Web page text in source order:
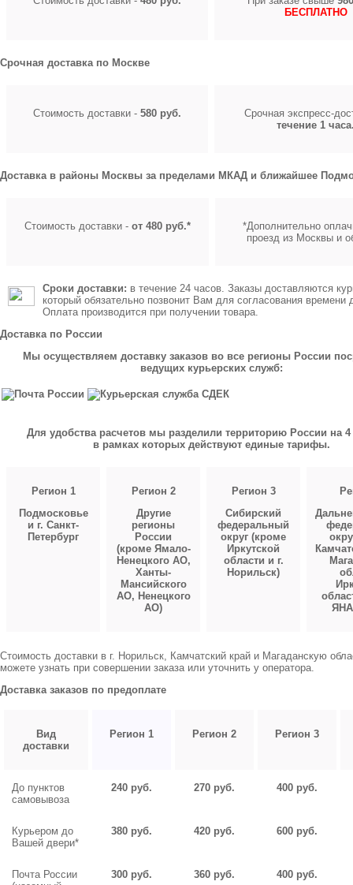
БЕСПЛАТНО
Срочная доставка по Москве
Стоимость доставки - 580 руб.
Срочная экспресс-
течение 1
Доставка в районы Москвы за пределами МКАД и ближайшее
Стоимость доставки - от 480 руб.*
*Дополнительно
проезд из Москвы и
Сроки доставки: в течение 24 часов. Заказы доставляются
который обязательно позвонит Вам для согласования времени
Оплата производится при получении товара.
Доставка по России
Мы осуществляем доставку заказов во все регионы России
ведущих курьерских служб:
Для удобства расчетов мы разделили территорию России на 4
в рамках которых действуют единые тарифы.
Регион 1
Подмосковье
и г. Санкт-
Петербург
Регион 2
Другие
регионы
России
(кроме Ямало-
Ненецкого АО,
Ханты-
Мансийского
АО, Ненецкого
АО)
Регион 3
Сибирский
федеральный
округ (кроме
Иркутской
области и г.
Норильск)
Стоимость доставки в г. Норильск, Камчатский край и Магаданскую
можете узнать при совершении заказа или уточнить у оператора.
Доставка заказов по предоплате
Вид
доставки
Регион 1 Регион 2 Регион 3
До пунктов
самовывоза
240 руб. 270 руб. 400 руб.
Курьером до
Вашей двери*
380 руб. 420 руб. 600 руб.
Почта России
300 руб. 360 руб. 400 руб.